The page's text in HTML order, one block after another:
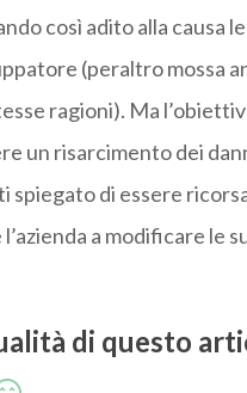
così adito alla causa
(peraltro mossa
ragioni). Ma
un risarcimento dei
spiegato di essere
a modificare le
di questo